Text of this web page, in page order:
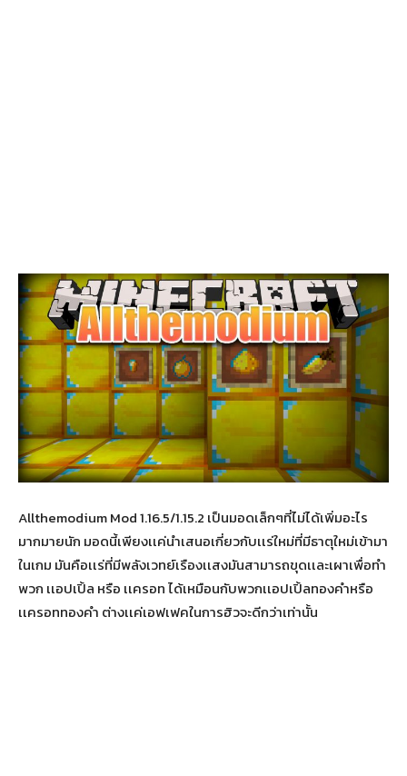
Allthemodium Mod 1.16.5/1.15.2 เป็นมอดเล็กๆที่ไม่ได้เพิ่มอะไร
มากมายนัก มอดนี้เพียงเเค่นำเสนอเกี่ยวกับเเร่ใหม่ที่มีธาตุใหม่เข้ามา
ในเกม มันคือเเร่ที่มีพลังเวทย์เรืองเเสงมันสามารถขุดเเละเผาเพื่อทำ
พวก เเอปเปิ้ล หรือ เเครอท ได้เหมือนกับพวกเเอปเปิ้ลทองคำหรือ
เเครอททองคำ ต่างเเค่เอฟเฟคในการฮิวจะดีกว่าเท่านั้น